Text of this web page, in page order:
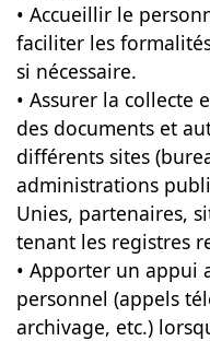
• Accueillir le
faciliter les
si nécessaire.
• Assurer la collecte
des documents et
différents sites
administrations
Unies, partenaires,
tenant les registres
• Apporter un appui
personnel (appels
archivage, etc.)